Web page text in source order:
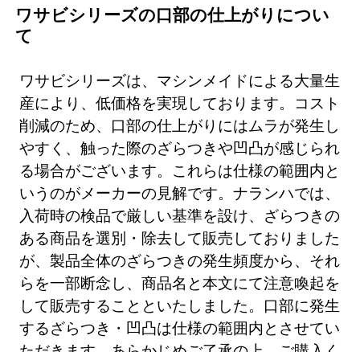
ワサビシリーズの口部の仕上がりについ
て
ワサビシリーズは、マシンメイドによる大量生
産により、低価格を実現しております。コスト
削減のため、口部の仕上がりにはムラが発生し
やすく、触った際のざらつきや凹凸が感じられ
る場合がございます。これらは仕様の範囲内と
いうのがメーカーの見解です。ナランハでは、
入荷時の検品で厳しい基準を設け、ざらつきの
ある商品を選別・除去して販売しておりました
が、製品全体のざらつきの発生頻度から、それ
らを一部断念し、商品名と本文にて注意喚起を
して販売することといたしました。口部に発生
するざらつき・凹凸は仕様の範囲内とさせてい